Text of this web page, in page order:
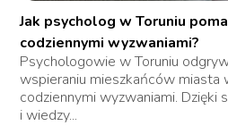
Jak psycholog w Toruniu
codziennymi wyzwaniami?
Psychologowie w Toruniu
wspieraniu mieszkańców miasta
codziennymi wyzwaniami. Dzięki
i wiedzy...